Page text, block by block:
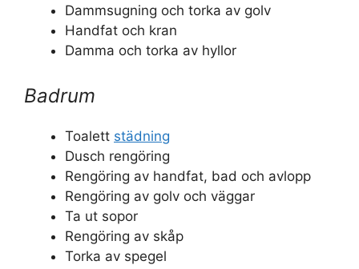
Dammsugning och torka av golv
Handfat och kran
Damma och torka av hyllor
Badrum
Toalett städning
Dusch rengöring
Rengöring av handfat, bad och avlopp
Rengöring av golv och väggar
Ta ut sopor
Rengöring av skåp
Torka av spegel